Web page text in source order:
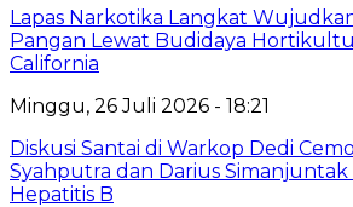
Lapas Narkotika Langkat
Pangan Lewat Budidaya
California
Minggu, 26 Juli 2026 - 18:21
Diskusi Santai di Warkop Dedi
Syahputra dan Darius Simanjuntak
Hepatitis B